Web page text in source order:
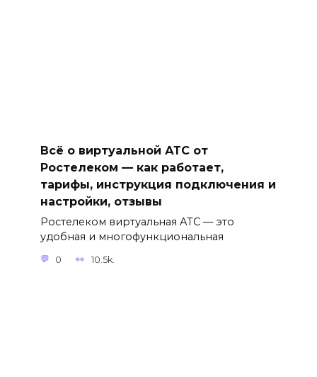
Всё о виртуальной АТС от
Ростелеком — как работает,
тарифы, инструкция подключения и
настройки, отзывы
Ростелеком виртуальная АТС — это
удобная и многофункциональная
0 10.5k.